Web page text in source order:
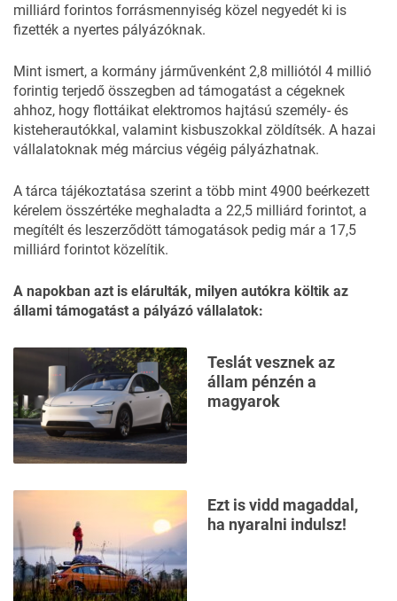
milliárd forintos forrásmennyiség közel negyedét ki is
fizették a nyertes pályázóknak.
Mint ismert, a kormány járművenként 2,8 milliótól 4 millió
forintig terjedő összegben ad támogatást a cégeknek
ahhoz, hogy flottáikat elektromos hajtású személy- és
kisteherautókkal, valamint kisbuszokkal zöldítsék. A hazai
vállalatoknak még március végéig pályázhatnak.
A tárca tájékoztatása szerint a több mint 4900 beérkezett
kérelem összértéke meghaladta a 22,5 milliárd forintot, a
megítélt és leszerződött támogatások pedig már a 17,5
milliárd forintot közelítik.
A napokban azt is elárulták, milyen autókra költik az
állami támogatást a pályázó vállalatok:
Teslát vesznek az
állam pénzén a
magyarok
Ezt is vidd magaddal,
ha nyaralni indulsz!